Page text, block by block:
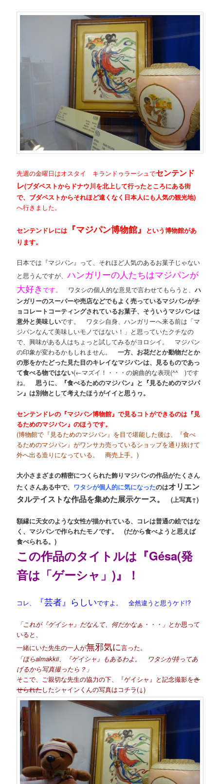
先週の金曜日はオスタイ キランドゥラーシュでセンテンド
レ(ブダペストからドナウ川を北上して行ったところにある街
で、ブダペストからそれほど遠くなく日本人にも人気の観光地)
へ行きました。
センテンドレには 『マジパン博物館』
という博物館があ
ります。
日本では『マジパン』って、それほど人気のあるお菓子じゃない
と思うんですが、ハンガリーの人たちはマジパンが
大好きです。 ワタシの個人的な意見で言わせてもらうと、ハ
ンガリーのスーパーや売店などでもよく売っているマジパンがチ
ョコレートコーティングされているお菓子、そういうマジパンは
意外と美味しいです。 ワタシ自身、ハンガリーへ来る前は「マ
ジパンなんて美味しいモノではない！」と思っていたクチなの
で、興味がある人はちょっと試してみるがヨロシイ。 マジパン
の印象が変わるかもしれません。一方、お花だとか動物だとか
の形をかたどった見た目のキレイなマジパンは、見るものであっ
て食べる物ではない(←マズイ！・・・の婉曲的な表現(^^ゞ)です
ね。思うに、『食べるためのマジパン』と『見るためのマジパ
ン』は別物として考えたほうがイイと思うヮ。
センテンドレの『マジパン博物館』で見るコトができるのは『見
るためのマジパン』のほうです。
(博物館で『見るためのマジパン』を目で堪能した後は、『食べ
るためのマジパン』がワンサカ売っているショップを通り抜けて
外へ出る造りになっている。 商売上手。)
大小さまざまの精密につくられた飾りマジパンの作品がたくさん
たくさんある中で、 ワタシが個人的に気になったのはオリエン
タルテイストな作品を集めた展示ケース。
(上写真↑)
額縁に天女のような女性が描かれている、コレは普通の絵ではな
く、マジパンで作られたモノです。 (だから食べようと思えば
食べられる。)
この作品のタイトルは『Gésa(発
音は「ゲーシャ」)』！
コレ、 『芸者』らしいですよ。 全然違うと思うケド!?
「これが『ゲイシャ』だなんて、何だかなぁ・・・」 とか思って
いると、
一緒にいた先生の一人が無邪気に言った。
「ほらalmakkii、『ゲイシャ』もあるわよ。 ワタシが持ってあ
げるから写真撮ったら？」
そこで、ご親切な先生の協力の下、『ゲイシャ』と記念撮影をさ
せられたしたシャインくんの写真はコチラ(↓)